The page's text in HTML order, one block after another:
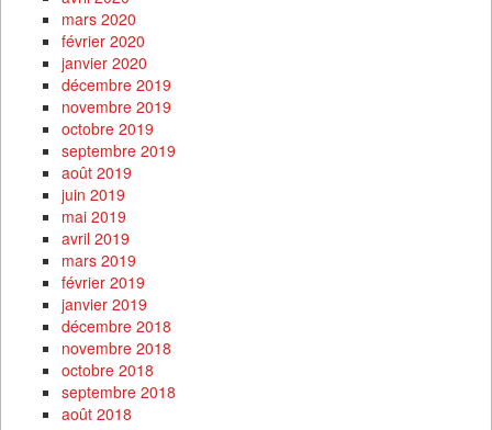
mars 2020
février 2020
janvier 2020
décembre 2019
novembre 2019
octobre 2019
septembre 2019
août 2019
juin 2019
mai 2019
avril 2019
mars 2019
février 2019
janvier 2019
décembre 2018
novembre 2018
octobre 2018
septembre 2018
août 2018